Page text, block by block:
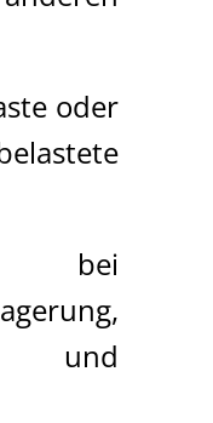
oder
bei
und